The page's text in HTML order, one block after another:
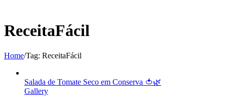
ReceitaFácil
Home/Tag: ReceitaFácil
Salada de Tomate Seco em Conserva 🍅🌿
Gallery